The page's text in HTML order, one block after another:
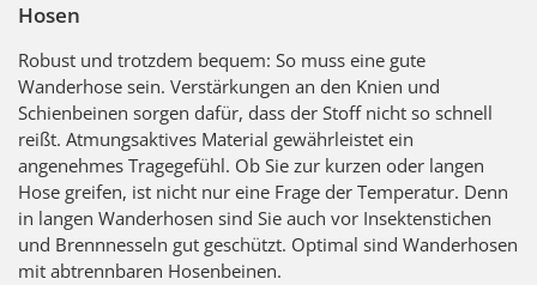
Hosen
Robust und trotzdem bequem: So muss eine gute
Wanderhose sein. Verstärkungen an den Knien und
Schienbeinen sorgen dafür, dass der Stoff nicht so schnell
reißt. Atmungsaktives Material gewährleistet ein
angenehmes Tragegefühl. Ob Sie zur kurzen oder langen
Hose greifen, ist nicht nur eine Frage der Temperatur. Denn
in langen Wanderhosen sind Sie auch vor Insektenstichen
und Brennnesseln gut geschützt. Optimal sind Wanderhosen
mit abtrennbaren Hosenbeinen.